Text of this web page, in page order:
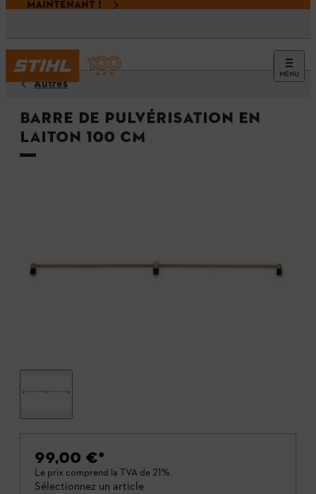
MAINTENANT !
MENU
Autres
Barre de pulvérisation en
laiton 100 cm
99,00 €*
Le prix comprend la TVA de 21%.
Sélectionnez un article